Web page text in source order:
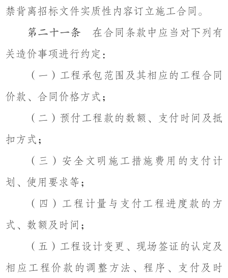
禁背离招标文件实质性内容订立施工合同。
第二十一条
在合同条款中应当对下列有
关造价事项进行约定：
（一）工程承包范围及其相应的工程合同
价款、合同价格方式；
（二）预付工程款的数额、支付时间及抵
扣方式；
（三）安全文明施工措施费用的支付计
划、使用要求等；
（四）工程计量与支付工程进度款的方
式、数额及时间；
（五）工程设计变更、现场签证的认定及
相应工程价款的调整方法、程序、支付及时